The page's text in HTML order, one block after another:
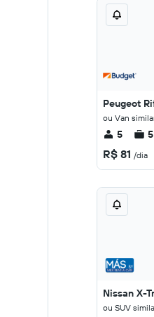
Peugeot
ou Van
5 5
R$ 81 /dia
Nissan X-
ou SUV